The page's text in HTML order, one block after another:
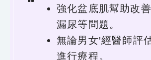
強化盆底肌幫助改善
漏尿等問題。
無論男女'經醫師評
進行療程。